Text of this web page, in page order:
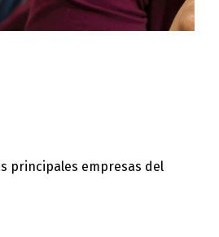
principales empresas del